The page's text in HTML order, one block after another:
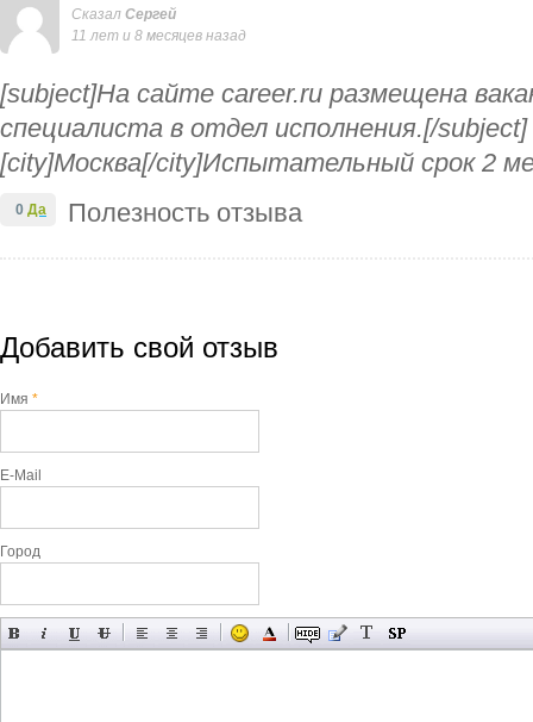
Сказал Сергей
11 лет и 8 месяцев назад
[subject]На сайте career.ru размещена
специалиста в отдел исполнения.[/subject]
[city]Москва[/city]Испытательный срок 2
Полезность отзыва
0 Да
Добавить свой отзыв
Имя *
E-Mail
Город